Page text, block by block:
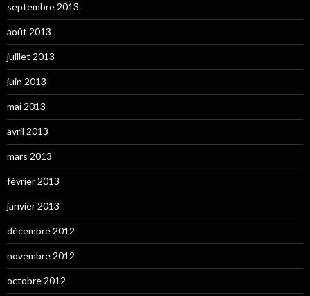
septembre 2013
août 2013
juillet 2013
juin 2013
mai 2013
avril 2013
mars 2013
février 2013
janvier 2013
décembre 2012
novembre 2012
octobre 2012